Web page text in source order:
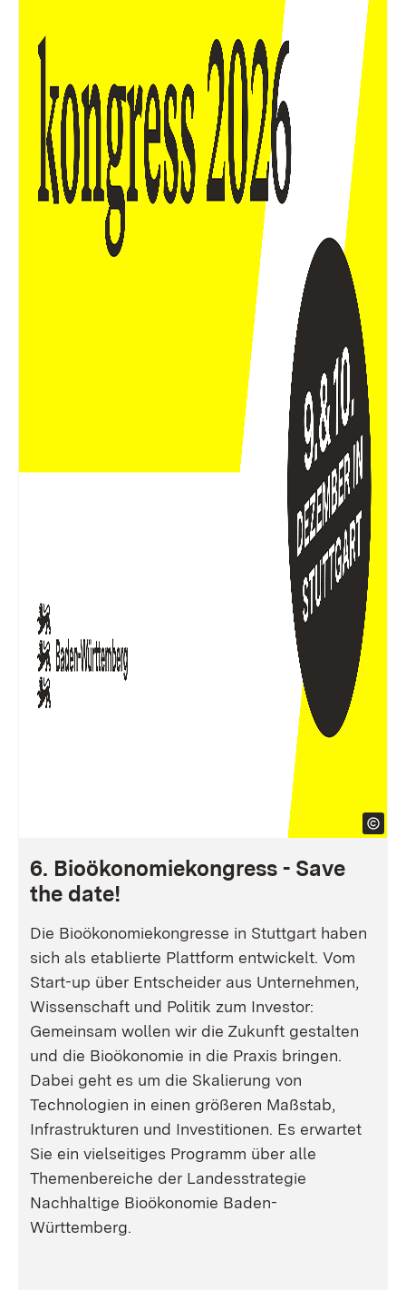
6. Bioökonomiekongress - Save
the date!
Die Bioökonomiekongresse in Stuttgart haben
sich als etablierte Plattform entwickelt. Vom
Start-up über Entscheider aus Unternehmen,
Wissenschaft und Politik zum Investor:
Gemeinsam wollen wir die Zukunft gestalten
und die Bioökonomie in die Praxis bringen.
Dabei geht es um die Skalierung von
Technologien in einen größeren Maßstab,
Infrastrukturen und Investitionen. Es erwartet
Sie ein vielseitiges Programm über alle
Themenbereiche der Landesstrategie
Nachhaltige Bioökonomie Baden-
Württemberg.